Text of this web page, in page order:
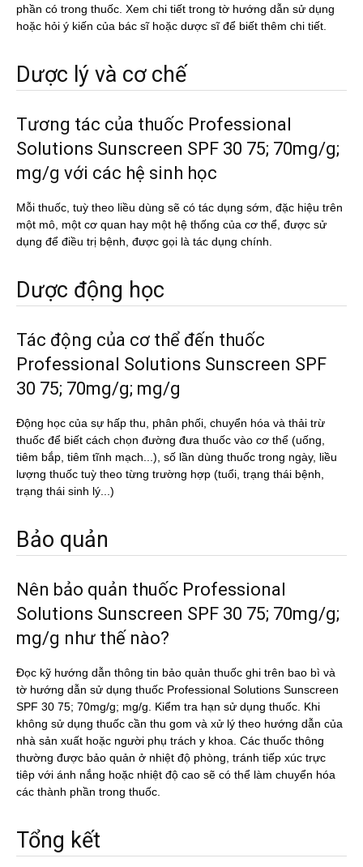
phần có trong thuốc. Xem chi tiết trong tờ hướng dẫn sử dụng
hoặc hỏi ý kiến của bác sĩ hoặc dược sĩ để biết thêm chi tiết.
Dược lý và cơ chế
Tương tác của thuốc Professional
Solutions Sunscreen SPF 30 75; 70mg/g;
mg/g với các hệ sinh học
Mỗi thuốc, tuỳ theo liều dùng sẽ có tác dụng sớm, đặc hiệu trên
một mô, một cơ quan hay một hệ thống của cơ thể, được sử
dụng để điều trị bệnh, được gọi là tác dụng chính.
Dược động học
Tác động của cơ thể đến thuốc
Professional Solutions Sunscreen SPF
30 75; 70mg/g; mg/g
Động học của sự hấp thu, phân phối, chuyển hóa và thải trừ
thuốc để biết cách chọn đường đưa thuốc vào cơ thể (uống,
tiêm bắp, tiêm tĩnh mạch...), số lần dùng thuốc trong ngày, liều
lượng thuốc tuỳ theo từng trường hợp (tuổi, trạng thái bệnh,
trạng thái sinh lý...)
Bảo quản
Nên bảo quản thuốc Professional
Solutions Sunscreen SPF 30 75; 70mg/g;
mg/g như thế nào?
Đọc kỹ hướng dẫn thông tin bảo quản thuốc ghi trên bao bì và
tờ hướng dẫn sử dụng thuốc Professional Solutions Sunscreen
SPF 30 75; 70mg/g; mg/g. Kiểm tra hạn sử dụng thuốc. Khi
không sử dụng thuốc cần thu gom và xử lý theo hướng dẫn của
nhà sản xuất hoặc người phụ trách y khoa. Các thuốc thông
thường được bảo quản ở nhiệt độ phòng, tránh tiếp xúc trực
tiêp với ánh nắng hoặc nhiệt độ cao sẽ có thể làm chuyển hóa
các thành phần trong thuốc.
Tổng kết